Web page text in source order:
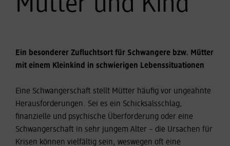
Ein besonderer Zufluchtsort für Schwangere bzw. Mütter
mit einem Kleinkind in schwierigen Lebenssituationen
Eine Schwangerschaft stellt Mütter häufig vor ungeahnte
Herausforderungen. Sei es ein Schicksalsschlag,
finanzielle und psychische Überforderung oder eine
Schwangerschaft in sehr jungem Alter – die Ursachen für
Krisen können vielfältig sein, weswegen oft eine